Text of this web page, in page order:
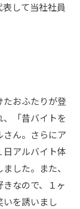
して当社社員
たおふたりが登
「昔バイトを
さん。さらにア
アルバイト体
した。また、
なので、１ヶ
いを誘いまし